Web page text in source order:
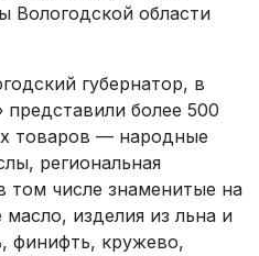
Вологодской области
губернатор, в
представили более 500
товаров — народные
региональная
том числе знаменитые на
изделия из льна и
финифть, кружево,